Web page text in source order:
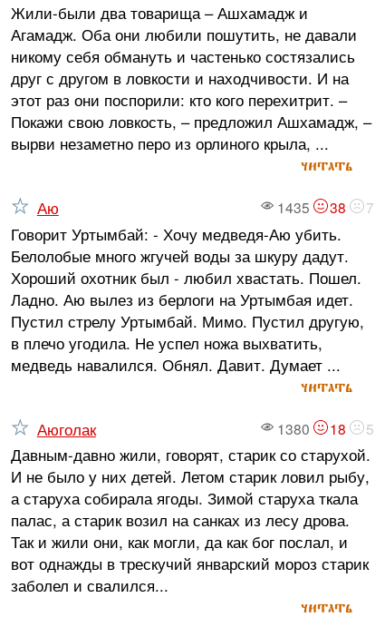
Жили-были два товарища – Ашхамадж и
Агамадж. Оба они любили пошутить, не давали
никому себя обмануть и частенько состязались
друг с другом в ловкости и находчивости. И на
этот раз они поспорили: кто кого перехитрит. –
Покажи свою ловкость, – предложил Ашхамадж, –
вырви незаметно перо из орлиного крыла, ...
читать
1435 38 7
Аю
Говорит Уртымбай: - Хочу медведя-Аю убить.
Белолобые много жгучей воды за шкуру дадут.
Хороший охотник был - любил хвастать. Пошел.
Ладно. Аю вылез из берлоги на Уртымбая идет.
Пустил стрелу Уртымбай. Мимо. Пустил другую,
в плечо угодила. Не успел ножа выхватить,
медведь навалился. Обнял. Давит. Думает ...
читать
1380 18 5
Аюголак
Давным-давно жили, говорят, старик со старухой.
И не было у них детей. Летом старик ловил рыбу,
а старуха собирала ягоды. Зимой старуха ткала
палас, а старик возил на санках из лесу дрова.
Так и жили они, как могли, да как бог послал, и
вот однажды в трескучий январский мороз старик
заболел и свалился...
читать